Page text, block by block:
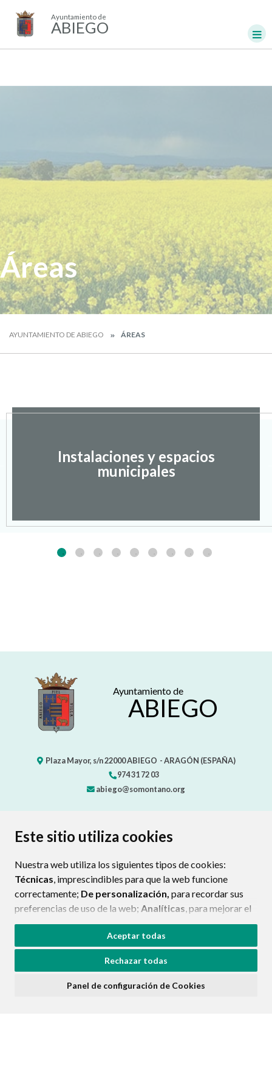
Este sitio utiliza cookies
Nuestra web utiliza los siguientes tipos de cookies:
Técnicas, imprescindibles para que la web funcione
correctamente; De personalización, para recordar sus
preferencias de uso de la web; Analíticas, para mejorar el
funcionamiento de la web y sus servicios.
Si acepta pulsando el botón“Aceptar todas”
consideramos que acepta su uso. Si pulsa el botón
ninguna acción, se guardarán las cookies técnicas
Aceptar todas
Rechazar todas
Panel de configuración de Cookies
Ayuntamiento de
ABIEGO
Áreas
AYUNTAMIENTO DE ABIEGO ÁREAS
Instalaciones y espacios
municipales
Ayuntamiento de
ABIEGO
Plaza Mayor, s/n22000ABIEGO - ARAGÓN (ESPAÑA)
974 31 72 03
abiego@somontano.org
CONTACTO MAPA WEB
PROTECCIÓN DE DATOS
POLÍTICA DE COOKIES